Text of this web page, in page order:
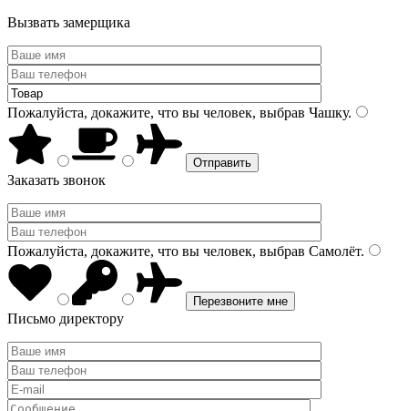
Вызвать замерщика
Пожалуйста, докажите, что вы человек, выбрав Чашку.
Заказать звонок
Пожалуйста, докажите, что вы человек, выбрав Самолёт.
Письмо директору